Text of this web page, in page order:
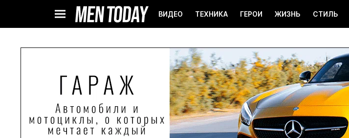
ВИДЕО ТЕХНИКА ГЕРОИ ЖИЗНЬ СТИЛЬ